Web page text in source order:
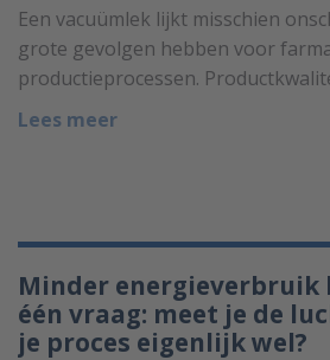
Een vacuümlek lijkt misschien
grote gevolgen hebben voor
productieprocessen.
Lees meer
Minder energieverbruik
één vraag: meet je de
je proces eigenlijk wel?